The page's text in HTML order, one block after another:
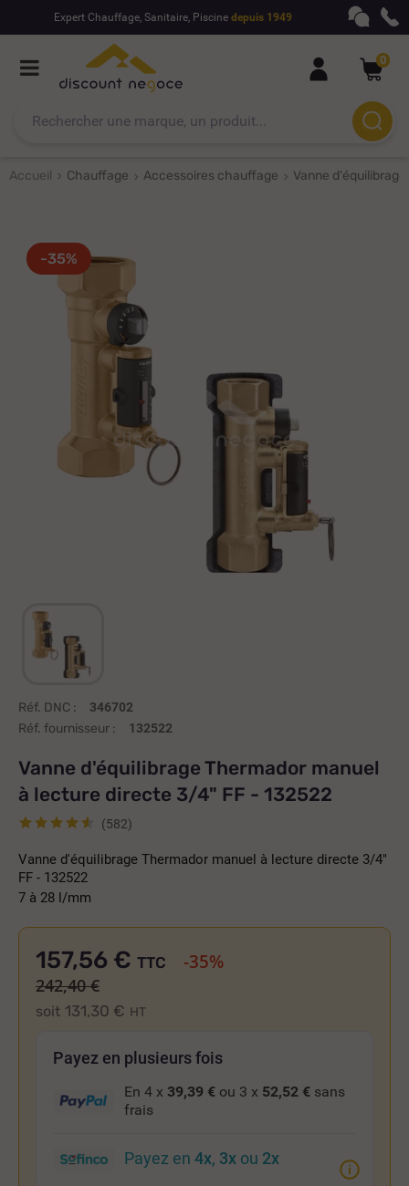
Expert Chauffage, Sanitaire, Piscine depuis 1949
0
Accueil Chauffage Accessoires chauffage Vanne d'équilibrage
-35%
Réf. DNC : 346702
Réf. fournisseur : 132522
Vanne d'équilibrage Thermador manuel
à lecture directe 3/4" FF - 132522
(582)
Vanne d'équilibrage Thermador manuel à lecture directe 3/4"
FF - 132522
7 à 28 l/mm
157,56 €
soit 131,30 € HT
TTC -35%
242,40 €
Payez en plusieurs fois
En 4 x 39,39 € ou 3 x 52,52 € sans
frais
Payez en 4x, 3x ou 2x